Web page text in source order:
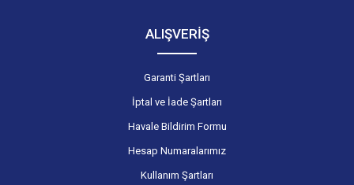
ALIŞVERİŞ
Garanti Şartları
İptal ve İade Şartları
Havale Bildirim Formu
Hesap Numaralarımız
Kullanım Şartları